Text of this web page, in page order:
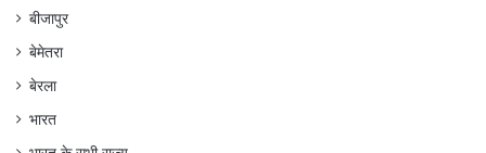
बीजापुर
बेमेतरा
बेरला
भारत